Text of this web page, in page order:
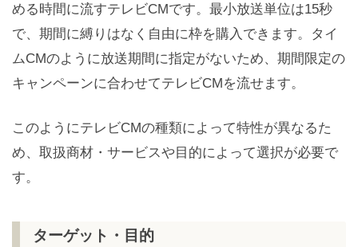
める時間に流すテレビCMです。最小放送単位は15秒
で、期間に縛りはなく自由に枠を購入できます。タイ
ムCMのように放送期間に指定がないため、期間限定の
キャンペーンに合わせてテレビCMを流せます。
このようにテレビCMの種類によって特性が異なるた
め、取扱商材・サービスや目的によって選択が必要で
す。
ターゲット・目的